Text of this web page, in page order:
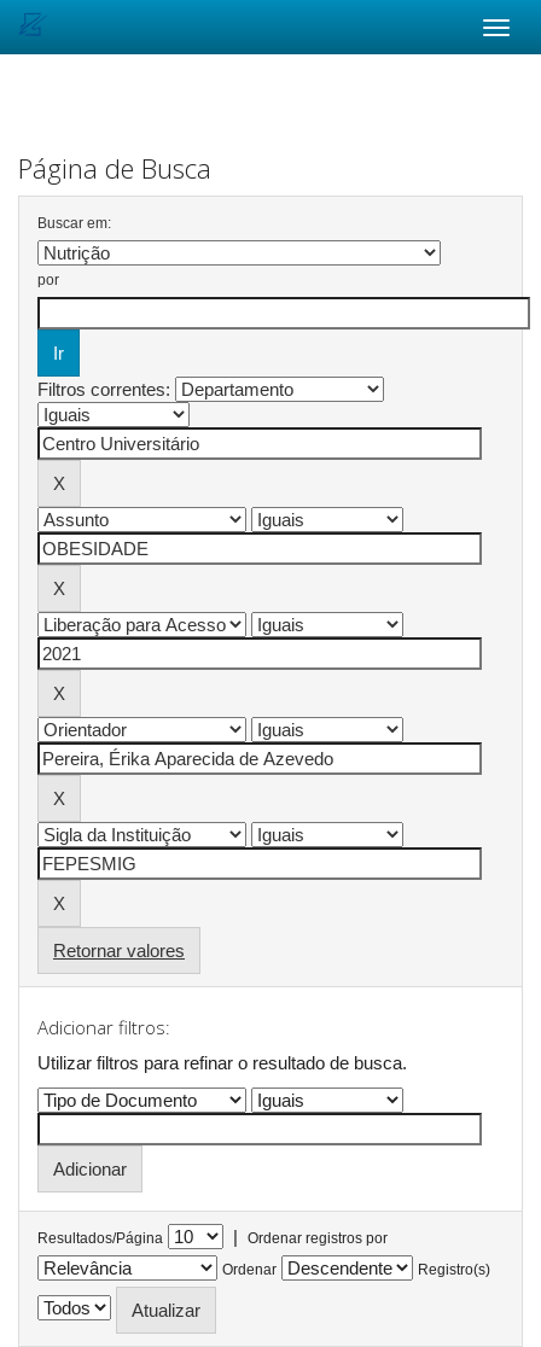
Página de Busca
Buscar em:
por
Filtros correntes:
Retornar valores
Adicionar filtros:
Utilizar filtros para refinar o resultado de busca.
Resultados/Página |
Ordenar registros por
Ordenar
Registro(s)